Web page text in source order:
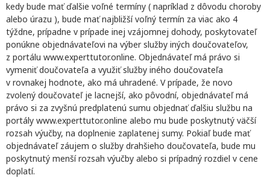
kedy bude mať ďalšie voľné termíny ( napríklad z dôvodu choroby
alebo úrazu ), bude mať najbližší voľný termín za viac ako 4
týždne, prípadne v prípade inej vzájomnej dohody, poskytovateľ
ponúkne objednávateľovi na výber služby iných doučovateľov,
z portálu www.experttutor.online. Objednávateľ má právo si
vymeniť doučovateľa a využiť služby iného doučovateľa
v rovnakej hodnote, ako má uhradené. V prípade, že novo
zvolený doučovateľ je lacnejší, ako pôvodní, objednávateľ má
právo si za zvyšnú predplatenú sumu objednať ďalšiu službu na
portály www.experttutor.online alebo mu bude poskytnutý väčší
rozsah výučby, na doplnenie zaplatenej sumy. Pokiaľ bude mať
objednávateľ záujem o služby drahšieho doučovateľa, bude mu
poskytnutý menší rozsah výučby alebo si prípadný rozdiel v cene
doplatí.